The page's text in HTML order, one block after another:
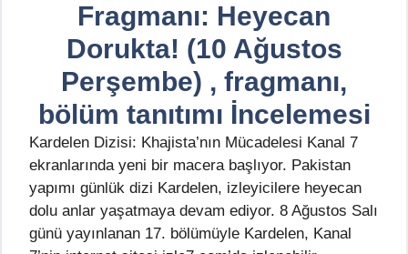
Fragmanı: Heyecan
Dorukta! (10 Ağustos
Perşembe) , fragmanı,
bölüm tanıtımı İncelemesi
Kardelen Dizisi: Khajista’nın Mücadelesi Kanal 7
ekranlarında yeni bir macera başlıyor. Pakistan
yapımı günlük dizi Kardelen, izleyicilere heyecan
dolu anlar yaşatmaya devam ediyor. 8 Ağustos Salı
günü yayınlanan 17. bölümüyle Kardelen, Kanal